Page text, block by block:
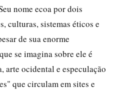
nome ecoa por dois
culturas, sistemas éticos e
de sua enorme
se imagina sobre ele é
arte ocidental e especulação
que circulam em sites e